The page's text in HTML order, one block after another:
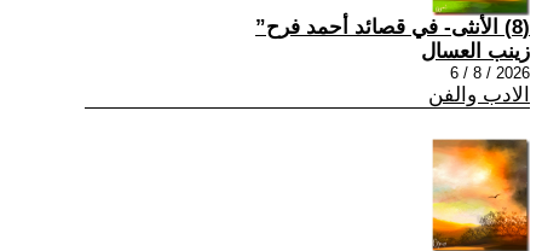
(8) الأنثى- في قصائد أحمد فرح”
زينب العسال
2026 / 8 / 6
الادب والفن